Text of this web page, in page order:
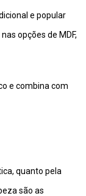
e popular
opções de MDF,
e combina com
quanto pela
são as